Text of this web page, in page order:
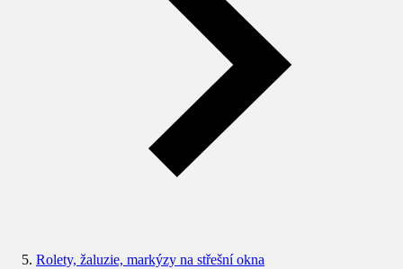
Rolety, žaluzie, markýzy na střešní okna